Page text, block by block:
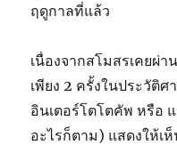
ฤดูกาลที่แล้ว
เนื่องจากสโมสรเคยผ่
เพียง 2 ครั้งในประวัติ
อินเตอร์โตโตคัพ หรือ
อะไรก็ตาม) แสดงให้เ